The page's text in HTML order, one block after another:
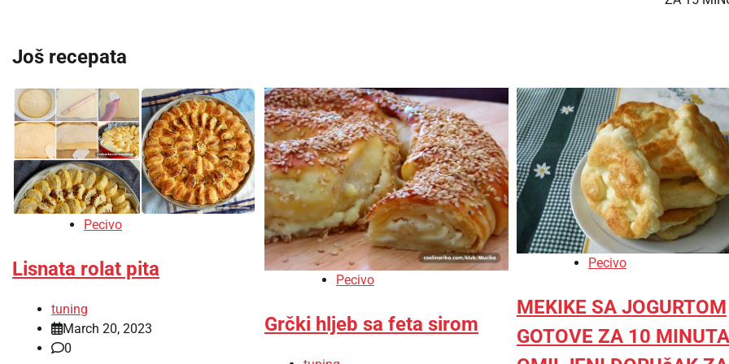
Još recepata
Pecivo
Lisnata rolat pita
tuning
March 20, 2023
0
Pecivo
Grčki hljeb sa feta sirom
Pecivo
MEKIKE SA JOGURTOM
GOTOVE ZA 10